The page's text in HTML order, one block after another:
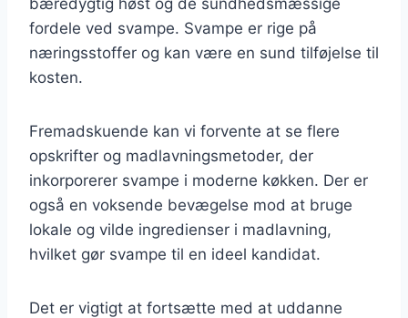
fordele ved svampe. Svampe er rige på
næringsstoffer og kan være en sund tilføjelse til
kosten.
Fremadskuende kan vi forvente at se flere
opskrifter og madlavningsmetoder, der
inkorporerer svampe i moderne køkken. Der er
også en voksende bevægelse mod at bruge
lokale og vilde ingredienser i madlavning,
hvilket gør svampe til en ideel kandidat.
Det er vigtigt at fortsætte med at uddanne